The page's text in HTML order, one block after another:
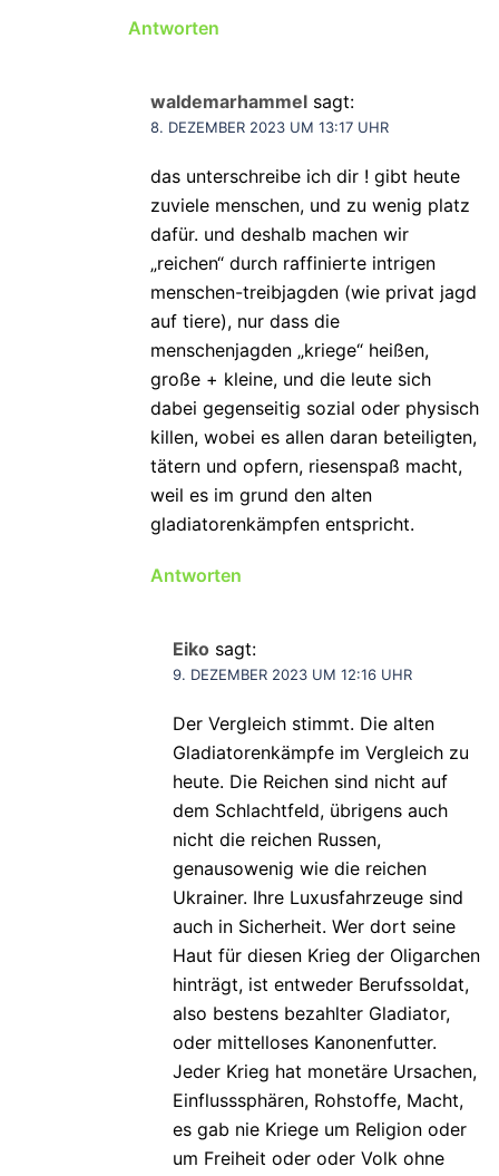
Antworten
waldemarhammel sagt:
8. DEZEMBER 2023 UM 13:17 UHR
das unterschreibe ich dir ! gibt heute
zuviele menschen, und zu wenig platz
dafür. und deshalb machen wir
„reichen“ durch raffinierte intrigen
menschen-treibjagden (wie privat jagd
auf tiere), nur dass die
menschenjagden „kriege“ heißen,
große + kleine, und die leute sich
dabei gegenseitig sozial oder physisch
killen, wobei es allen daran beteiligten,
tätern und opfern, riesenspaß macht,
weil es im grund den alten
gladiatorenkämpfen entspricht.
Antworten
Eiko sagt:
9. DEZEMBER 2023 UM 12:16 UHR
Der Vergleich stimmt. Die alten
Gladiatorenkämpfe im Vergleich zu
heute. Die Reichen sind nicht auf
dem Schlachtfeld, übrigens auch
nicht die reichen Russen,
genausowenig wie die reichen
Ukrainer. Ihre Luxusfahrzeuge sind
auch in Sicherheit. Wer dort seine
Haut für diesen Krieg der Oligarchen
hinträgt, ist entweder Berufssoldat,
also bestens bezahlter Gladiator,
oder mittelloses Kanonenfutter.
Jeder Krieg hat monetäre Ursachen,
Einflusssphären, Rohstoffe, Macht,
es gab nie Kriege um Religion oder
um Freiheit oder oder Volk ohne